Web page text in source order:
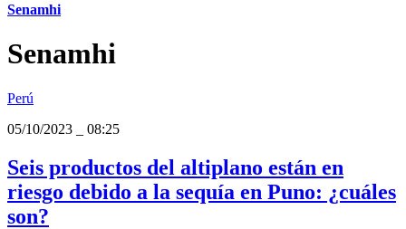
Senamhi
Senamhi
Perú
05/10/2023
08:25
Seis productos del altiplano están en
riesgo debido a la sequía en Puno: ¿cuáles
son?